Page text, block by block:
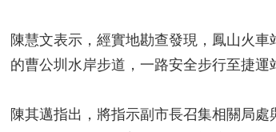
陳慧文表示，經實地勘查發現，鳳山火
的曹公圳水岸步道，一路安全步行至捷
陳其邁指出，將指示副市長召集相關局